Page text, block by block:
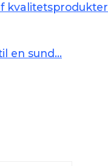
en sund...